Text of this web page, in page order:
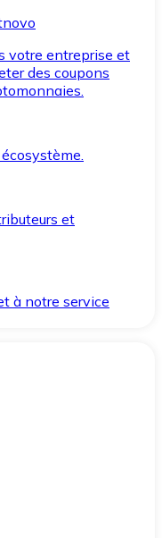
votre entreprise et
des coupons
et
à notre service